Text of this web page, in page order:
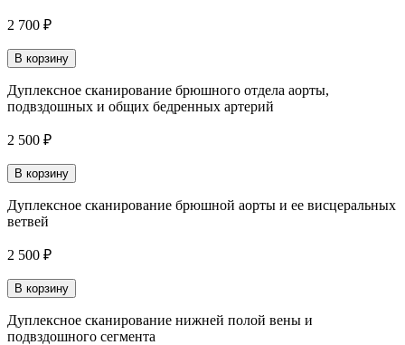
2 700 ₽
В корзину
Дуплексное сканирование брюшного отдела аорты,
подвздошных и общих бедренных артерий
2 500 ₽
В корзину
Дуплексное сканирование брюшной аорты и ее висцеральных
ветвей
2 500 ₽
В корзину
Дуплексное сканирование нижней полой вены и
подвздошного сегмента